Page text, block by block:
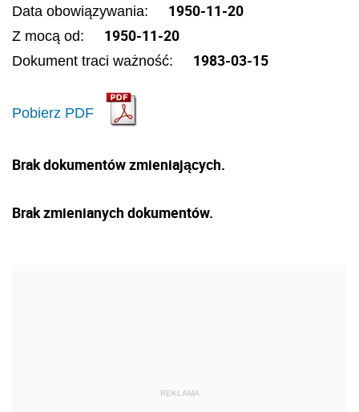
Data obowiązywania: 1950-11-20
Z mocą od: 1950-11-20
Dokument traci ważność: 1983-03-15
Pobierz PDF
Brak dokumentów zmieniających.
Brak zmienianych dokumentów.